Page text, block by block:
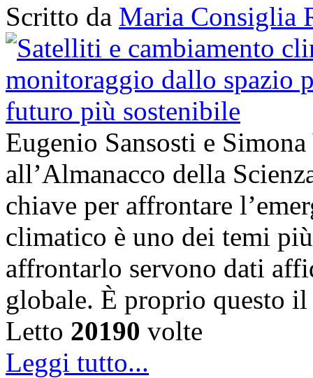
Scritto da Maria Consiglia
Eugenio Sansosti e
all’Almanacco della
chiave per affrontare
climatico è uno dei temi
affrontarlo servono dati
globale. È proprio questo
Letto 20190 volte
Leggi tutto...